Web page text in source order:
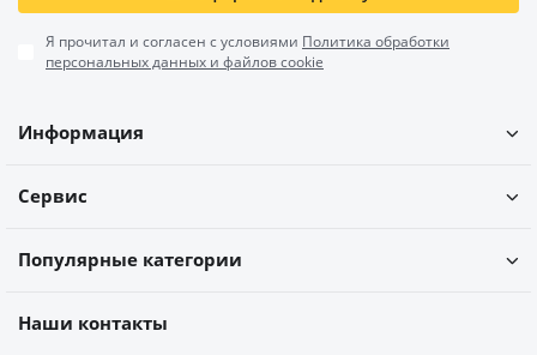
Я прочитал и согласен с условиями Политика обработки
персональных данных и файлов cookie
Информация
Сервис
Популярные категории
Наши контакты